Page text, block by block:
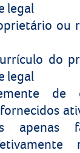
legal
ou
do
legal
de
apenas